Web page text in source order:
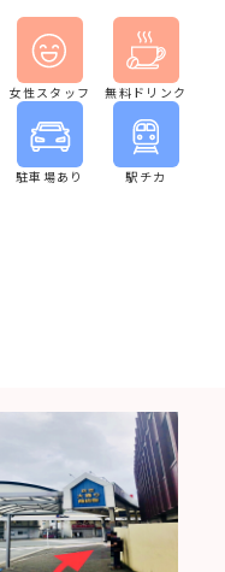
女性スタッフ 無料ドリンク
駐車場あり 駅チカ